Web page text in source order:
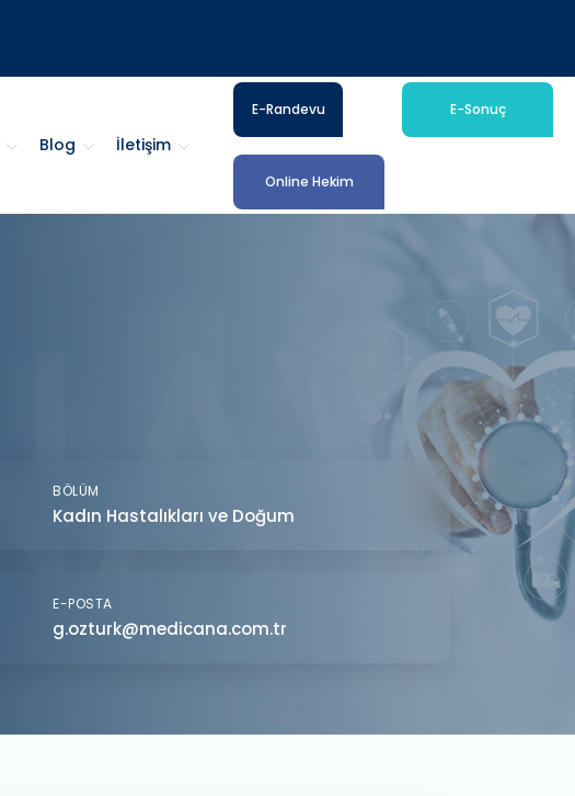
Blog İletişim
E-Randevu E-Sonuç
Online Hekim
BÖLÜM
Kadın Hastalıkları ve Doğum
E-POSTA
g.ozturk@medicana.com.tr